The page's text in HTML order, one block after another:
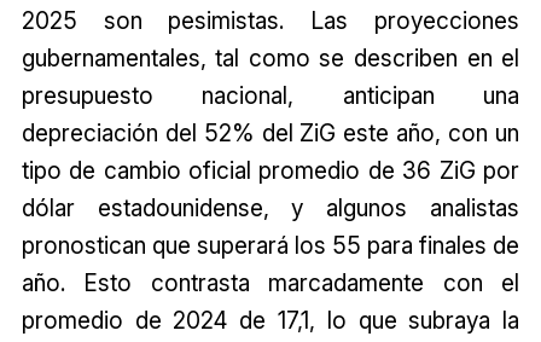
2025 son pesimistas. Las proyecciones
gubernamentales, tal como se describen en el
presupuesto nacional, anticipan una
depreciación del 52% del ZiG este año, con un
tipo de cambio oficial promedio de 36 ZiG por
dólar estadounidense, y algunos analistas
pronostican que superará los 55 para finales de
año. Esto contrasta marcadamente con el
promedio de 2024 de 17,1, lo que subraya la